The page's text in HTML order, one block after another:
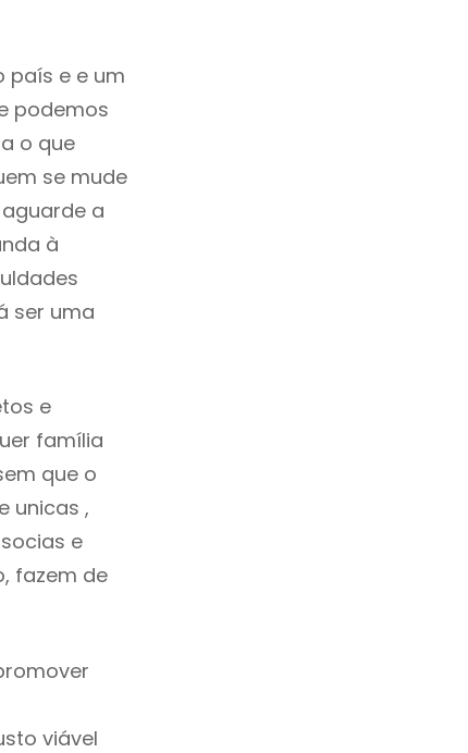
país e e um
podemos
o que
se mude
a
à
ser uma
e
família
que o
unicas ,
e
fazem de
viável